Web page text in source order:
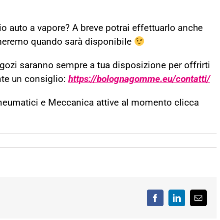
auto a vapore? A breve potrai effettuarlo anche
quando sarà disponibile
saranno sempre a tua disposizione per offrirti
un consiglio: https://bolognagomme.eu/contatti/
e Meccanica attive al momento clicca
FacebookLinkedInEmail